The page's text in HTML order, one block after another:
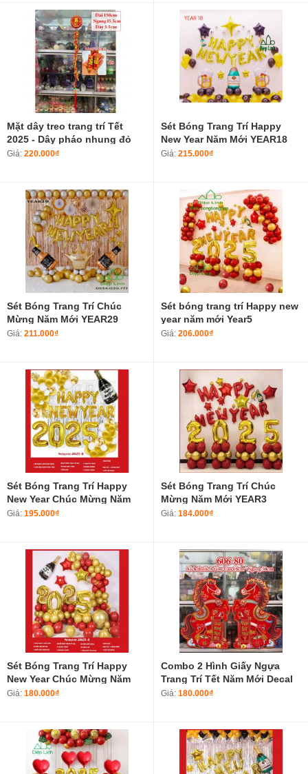
Mặt dây treo trang trí Tết
2025 - Dây pháo nhung đỏ
may mắn Túi tiền tài lộc
Giá: 220.000₫
Sét Bóng Trang Trí Happy
New Year Năm Mới YEAR18
Giá: 215.000₫
Sét Bóng Trang Trí Chúc
Mừng Năm Mới YEAR29
Giá: 211.000₫
Sét bóng trang trí Happy new
year năm mới Year5
Giá: 206.000₫
Sét Bóng Trang Trí Happy
New Year Chúc Mừng Năm
Mới 2025-8
Giá: 195.000₫
Sét Bóng Trang Trí Chúc
Mừng Năm Mới YEAR3
Giá: 184.000₫
Sét Bóng Trang Trí Happy
New Year Chúc Mừng Năm
Mới 2025-4
Giá: 180.000₫
Combo 2 Hình Giấy Ngựa
Trang Trí Tết Năm Mới Decal
Tết Năm Bính Ngọ 2026 606-
Giá: 180.000₫